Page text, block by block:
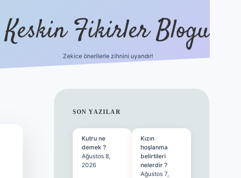
Keskin Fikirler Blogu
Zekice önerilerle zihnini uyandır!
SIDEBAR
SON YAZILAR
Kutru ne
demek ?
Ağustos 8,
2026
Kızın
hoşlanma
belirtileri
nelerdir ?
Ağustos 7,